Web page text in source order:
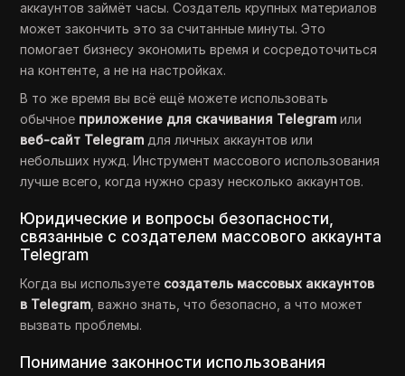
аккаунтов займёт часы. Создатель крупных материалов
может закончить это за считанные минуты. Это
помогает бизнесу экономить время и сосредоточиться
на контенте, а не на настройках.
В то же время вы всё ещё можете использовать
обычное приложение для скачивания Telegram или
веб-сайт Telegram для личных аккаунтов или
небольших нужд. Инструмент массового использования
лучше всего, когда нужно сразу несколько аккаунтов.
Юридические и вопросы безопасности,
связанные с создателем массового аккаунта
Telegram
Когда вы используете создатель массовых аккаунтов
в Telegram , важно знать, что безопасно, а что может
вызвать проблемы.
Понимание законности использования